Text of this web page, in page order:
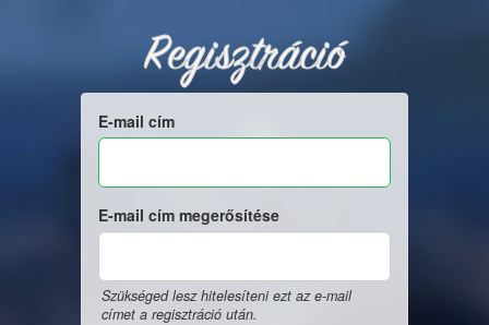
Regisztráció
E-mail cím
E-mail cím megerősítése
Szükséged lesz hitelesíteni ezt az e-mail
címet a regisztráció után.